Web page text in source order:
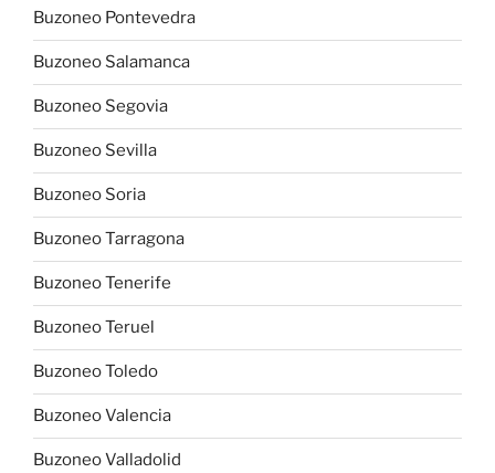
Buzoneo Pontevedra
Buzoneo Salamanca
Buzoneo Segovia
Buzoneo Sevilla
Buzoneo Soria
Buzoneo Tarragona
Buzoneo Tenerife
Buzoneo Teruel
Buzoneo Toledo
Buzoneo Valencia
Buzoneo Valladolid